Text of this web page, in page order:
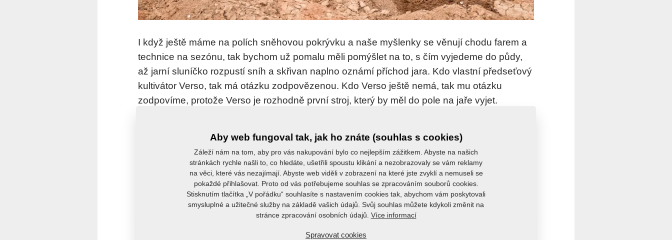
I když ještě máme na polích sněhovou pokrývku a naše myšlenky se věnují chodu farem a
technice na sezónu, tak bychom už pomalu měli pomýšlet na to, s čím vyjedeme do půdy,
až jarní sluníčko rozpustí sníh a skřivan naplno oznámí příchod jara. Kdo vlastní předseťový
kultivátor Verso, tak má otázku zodpovězenou. Kdo Verso ještě nemá, tak mu otázku
zodpovíme, protože Verso je rozhodně první stroj, který by měl do pole na jaře vyjet.
Předseťový kultivátor Verso s nízkým tahovým odporem určený k předseťové přípravě po
orbě, ale i po podmítce a to hlavně do vlhčích jarních podmínek. Otevření půdy s rotačními
stroji je v takových podmínkách obtížné nebo nemožné. Hlavní pracovními nástroji jsou
dláta s SK plátky umístěné na pružných slupicích, což nám zajišťuje časný vjezd do pole.
Aby web fungoval tak, jak ho znáte (souhlas s cookies)
Záleží nám na tom, aby pro vás nakupování bylo co nejlepším zážitkem. Abyste na našich
stránkách rychle našli to, co hledáte, ušetřili spoustu klikání a nezobrazovaly se vám reklamy
na věci, které vás nezajímají. Abyste web viděli v zobrazení na které jste zvyklí a nemuseli se
pokaždé přihlašovat. Proto od vás potřebujeme souhlas se zpracováním souborů cookies.
Stisknutím tlačítka „V pořádku“ souhlasíte s nastavením cookies tak, abychom vám poskytovali
smysluplné a užitečné služby na základě vašich údajů. Svůj souhlas můžete kdykoli změnit na
stránce zpracování osobních údajů. Více informací
Spravovat cookies